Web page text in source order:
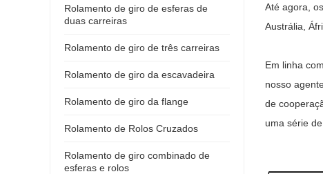
Até agora,
Austrália,
Em linha
nosso
de
uma série
Rolamento de giro de esferas de
duas carreiras
Rolamento de giro de três carreiras
Rolamento de giro da escavadeira
Rolamento de giro da flange
Rolamento de Rolos Cruzados
Rolamento de giro combinado de
esferas e rolos